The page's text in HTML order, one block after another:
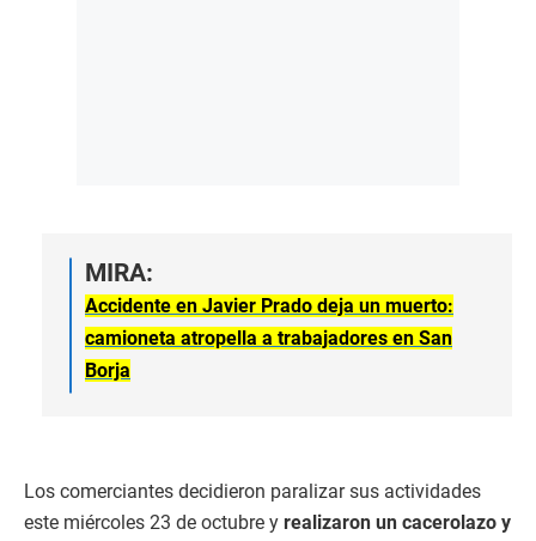
MIRA:
Accidente en Javier Prado deja un muerto:
camioneta atropella a trabajadores en San
Borja
Los comerciantes decidieron paralizar sus actividades
este miércoles 23 de octubre y realizaron un cacerolazo y